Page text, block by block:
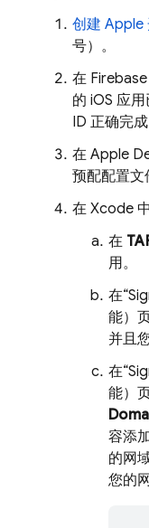
创建 Apple
号）。
在
的 iOS 应
ID 正确完成
在 Apple
预配配置文
在 Xcode
在
用。
在
能）
并且
在
能）
容添
的网
您的